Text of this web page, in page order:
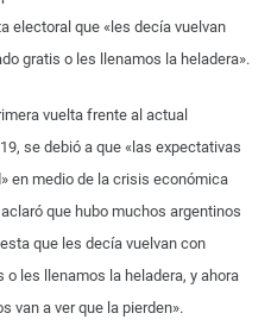
electoral que «les decía vuelvan
gratis o les llenamos la heladera».
vuelta frente al actual
se debió a que «las expectativas
en medio de la crisis económica
que hubo muchos argentinos
que les decía vuelvan con
les llenamos la heladera, y ahora
van a ver que la pierden».